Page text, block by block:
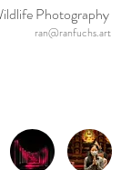
ran@ranfuchs.art
Photography